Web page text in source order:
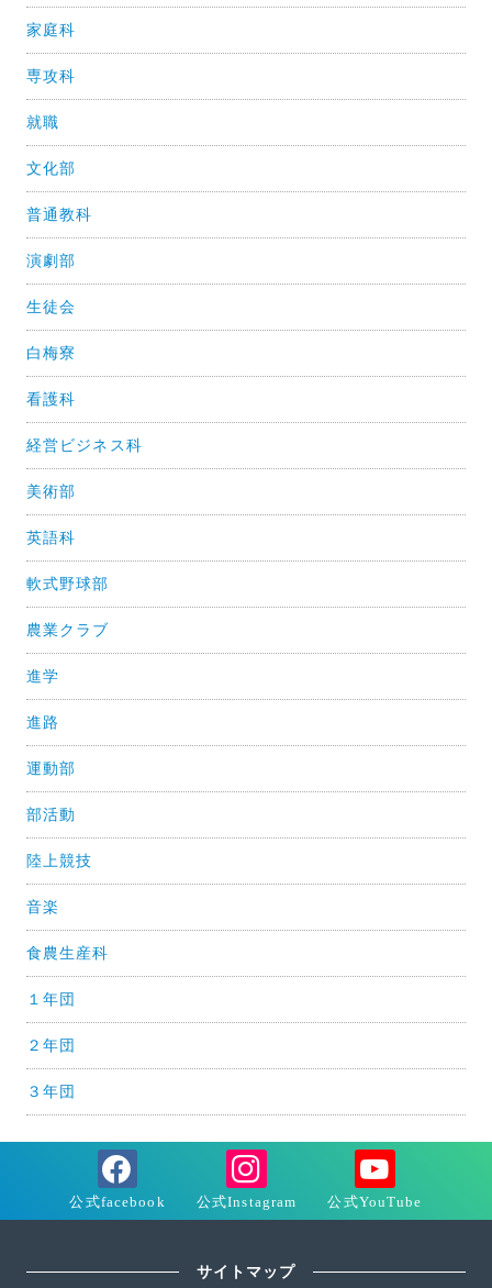
家庭科
専攻科
就職
文化部
普通教科
演劇部
生徒会
白梅寮
看護科
経営ビジネス科
美術部
英語科
軟式野球部
農業クラブ
進学
進路
運動部
部活動
陸上競技
音楽
食農生産科
１年団
２年団
３年団
サイトマップ